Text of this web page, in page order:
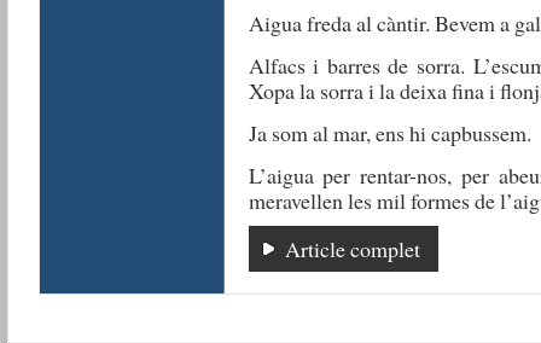
Aigua freda al càntir. Bevem a
Alfacs i barres de sorra.
Xopa la sorra i la deixa fina i
Ja som al mar, ens hi capbussem.
L’aigua per rentar-nos, per
meravellen les mil formes de
Article complet